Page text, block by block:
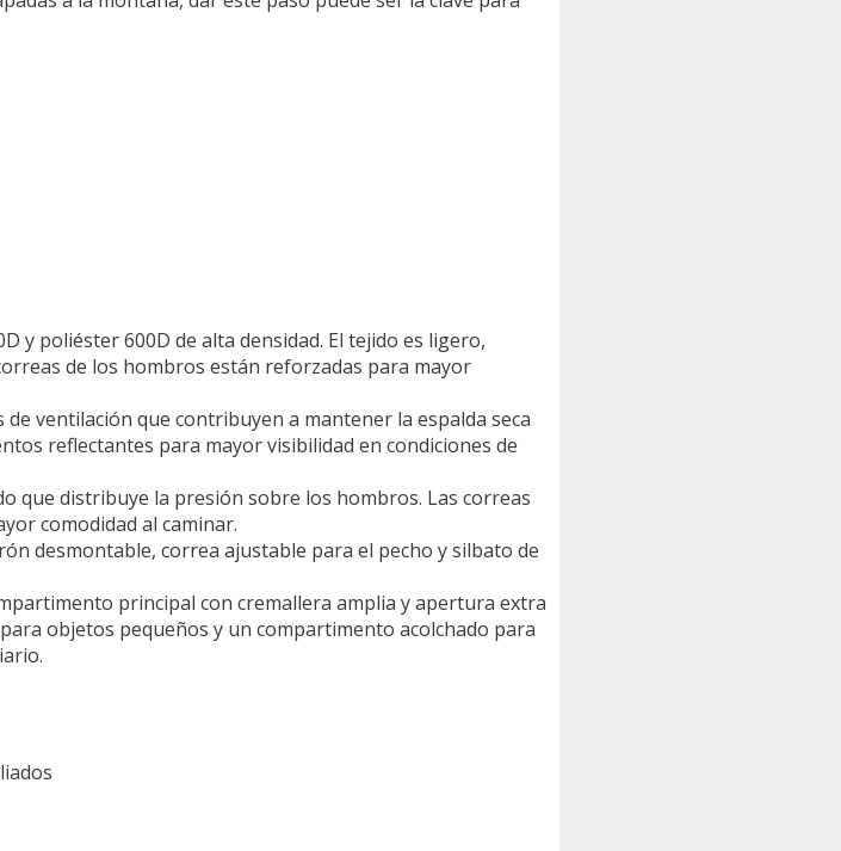
y poliéster 600D de alta densidad. El tejido es ligero,
de los hombros están reforzadas para mayor
ventilación que contribuyen a mantener la espalda seca
reflectantes para mayor visibilidad en condiciones de
que distribuye la presión sobre los hombros. Las correas
comodidad al caminar.
desmontable, correa ajustable para el pecho y silbato de
principal con cremallera amplia y apertura extra
objetos pequeños y un compartimento acolchado para